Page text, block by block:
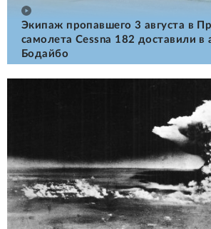
Экипаж пропавшего 3 августа в
самолета Cessna 182 доставили в
Бодайбо